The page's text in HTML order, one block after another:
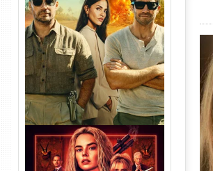
Na Zona Cinzenta Torrent
(2026) WEB-DL 1080p/4K
Dual Áudio